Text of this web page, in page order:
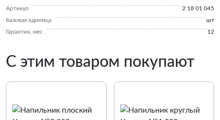
Артикул
2 18 01 045
Базовая единица
шт
Гарантия, мес
12
С этим товаром покупают